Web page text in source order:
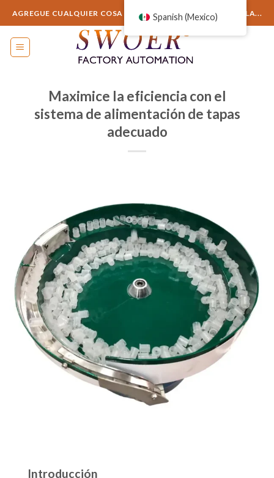
contenido
AGREGUE CUALQUIER COSA AQUÍ O SIMPLEMENTE ELIMÍNELA...
Maximice la eficiencia con el
sistema de alimentación de tapas
adecuado
Introducción
Spanish (Mexico)